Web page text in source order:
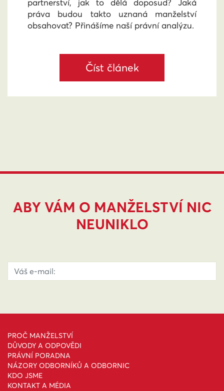
partnerství, jak to dělá doposud? Jaká
práva budou takto uznaná manželství
obsahovat? Přinášíme naší právní analýzu.
Číst článek
ABY VÁM O MANŽELSTVÍ NIC
NEUNIKLO
PROČ MANŽELSTVÍ
DŮVODY A ODPOVĚDI
PRÁVNÍ PORADNA
NÁZORY ODBORNÍKŮ A ODBORNIC
KDO JSME
KONTAKT A MÉDIA